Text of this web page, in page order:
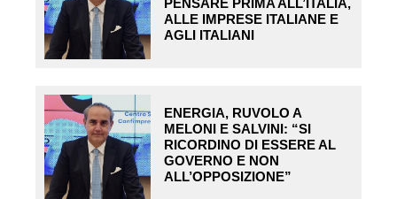
ALLE IMPRESE ITALIANE E
AGLI ITALIANI
ENERGIA, RUVOLO A
MELONI E SALVINI: “SI
RICORDINO DI ESSERE AL
GOVERNO E NON
ALL’OPPOSIZIONE”